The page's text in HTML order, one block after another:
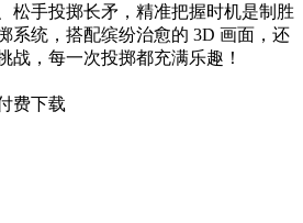
松手投掷长矛，精准把握时机是制胜
系统，搭配缤纷治愈的 3D 画面，还
战，每一次投掷都充满乐趣！
费下载